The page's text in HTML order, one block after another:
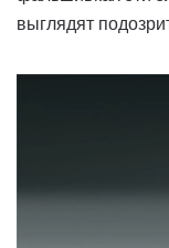
выглядят